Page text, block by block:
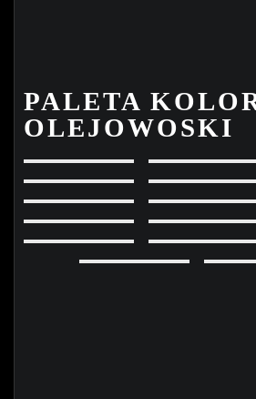
PALETA
OLEJOWOSKI